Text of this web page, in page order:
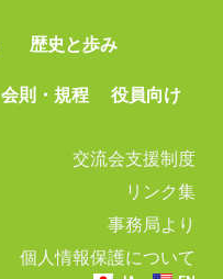
歴史と歩み
会則・規程 役員向け
交流会支援制度
リンク集
事務局より
個人情報保護について